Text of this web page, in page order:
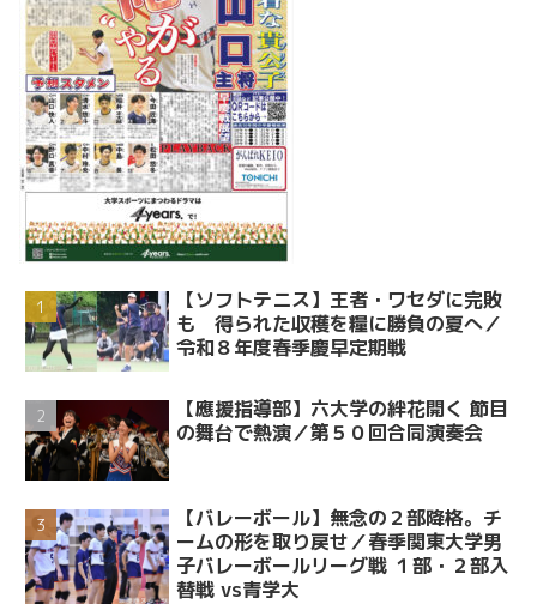
【ソフトテニス】王者・ワセダに完敗
も 得られた収穫を糧に勝負の夏へ／
令和８年度春季慶早定期戦
【應援指導部】六大学の絆花開く 節目
の舞台で熱演／第５０回合同演奏会
【バレーボール】無念の２部降格。チ
ームの形を取り戻せ／春季関東大学男
子バレーボールリーグ戦 １部・２部入
替戦 vs青学大